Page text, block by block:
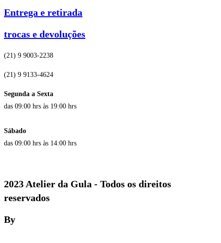
Entrega e retirada
trocas e devoluções
(21) 9 9003-2238
(21) 9 9133-4624
Segunda a Sexta
das 09:00 hrs às 19:00 hrs
Sábado
das 09:00 hrs às 14:00 hrs
2023 Atelier da Gula - Todos os direitos
reservados
By